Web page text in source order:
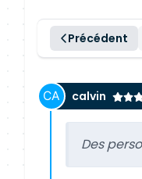
Précédent
calvin
Des